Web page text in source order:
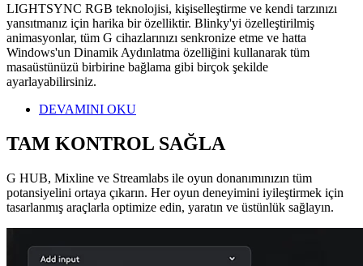
LIGHTSYNC RGB teknolojisi, kişiselleştirme ve kendi tarzınızı
yansıtmanız için harika bir özelliktir. Blinky'yi özelleştirilmiş
animasyonlar, tüm G cihazlarınızı senkronize etme ve hatta
Windows'un Dinamik Aydınlatma özelliğini kullanarak tüm
masaüstünüzü birbirine bağlama gibi birçok şekilde
ayarlayabilirsiniz.
DEVAMINI OKU
TAM KONTROL SAĞLA
G HUB, Mixline ve Streamlabs ile oyun donanımınızın tüm
potansiyelini ortaya çıkarın. Her oyun deneyimini iyileştirmek için
tasarlanmış araçlarla optimize edin, yaratın ve üstünlük sağlayın.